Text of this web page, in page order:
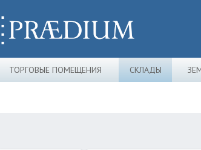
ТОРГОВЫЕ ПОМЕЩЕНИЯ СКЛАДЫ